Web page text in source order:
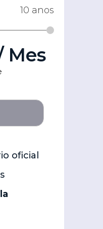
10 anos
Mes
oficial